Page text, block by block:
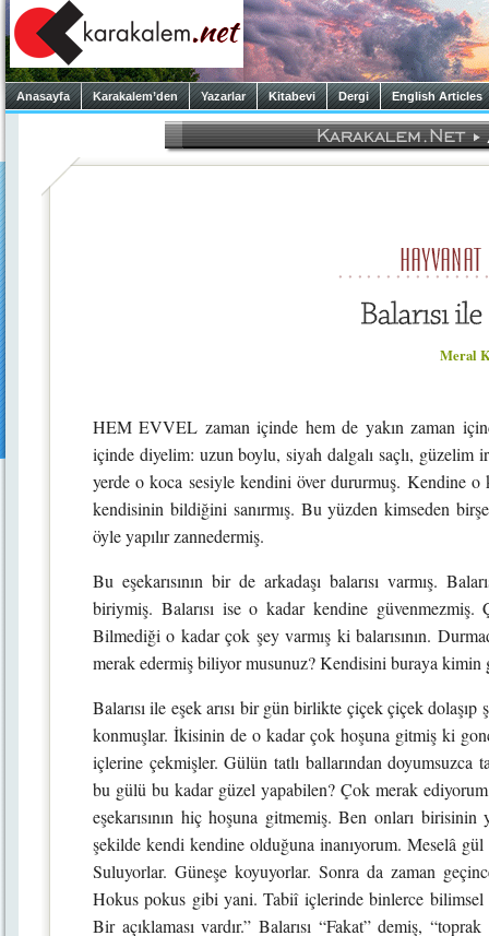
Anasayfa Karakalem’den Yazarlar Kitabevi Dergi English Articles
Meral
HEM EVVEL zaman içinde hem de yakın zaman
içinde diyelim: uzun boylu, siyah dalgalı saçlı, güzelim
yerde o koca sesiyle kendini över dururmuş. Kendine
kendisinin bildiğini sanırmış. Bu yüzden kimseden
öyle yapılır zannedermiş.
Bu eşekarısının bir de arkadaşı balarısı varmış.
biriymiş. Balarısı ise o kadar kendine güvenmezmiş.
Bilmediği o kadar çok şey varmış ki balarısının.
merak edermiş biliyor musunuz? Kendisini buraya
Balarısı ile eşek arısı bir gün birlikte çiçek çiçek
konmuşlar. İkisinin de o kadar çok hoşuna gitmiş ki
içlerine çekmişler. Gülün tatlı ballarından doyumsuzca
bu gülü bu kadar güzel yapabilen? Çok merak
eşekarısının hiç hoşuna gitmemiş. Ben onları
şekilde kendi kendine olduğuna inanıyorum. Meselâ
Suluyorlar. Güneşe koyuyorlar. Sonra da zaman
Hokus pokus gibi yani. Tabiî içlerinde binlerce
Bir açıklaması vardır.” Balarısı “Fakat” demiş,